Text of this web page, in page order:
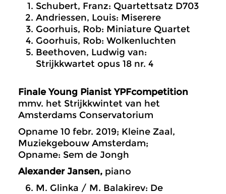
Schubert, Franz: Quartettsatz D703
Andriessen, Louis: Miserere
Goorhuis, Rob: Miniature Quartet
Goorhuis, Rob: Wolkenluchten
Beethoven, Ludwig van:
Strijkkwartet opus 18 nr. 4
Finale Young Pianist YPFcompetition
mmv. het Strijkkwintet van het
Amsterdams Conservatorium
Opname 10 febr. 2019; Kleine Zaal,
Muziekgebouw Amsterdam;
Opname: Sem de Jongh
Alexander Jansen, piano
M. Glinka / M. Balakirev: De